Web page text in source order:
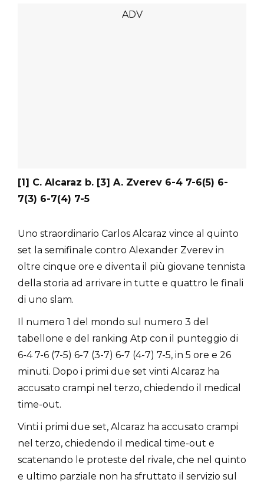
[1] C. Alcaraz b. [3] A. Zverev 6-4 7-6(5) 6-
7(3) 6-7(4) 7-5
Uno straordinario Carlos Alcaraz vince al quinto
set la semifinale contro Alexander Zverev in
oltre cinque ore e diventa il più giovane tennista
della storia ad arrivare in tutte e quattro le finali
di uno slam.
Il numero 1 del mondo sul numero 3 del
tabellone e del ranking Atp con il punteggio di
6-4 7-6 (7-5) 6-7 (3-7) 6-7 (4-7) 7-5, in 5 ore e 26
minuti. Dopo i primi due set vinti Alcaraz ha
accusato crampi nel terzo, chiedendo il medical
time-out.
Vinti i primi due set, Alcaraz ha accusato crampi
nel terzo, chiedendo il medical time-out e
scatenando le proteste del rivale, che nel quinto
e ultimo parziale non ha sfruttato il servizio sul